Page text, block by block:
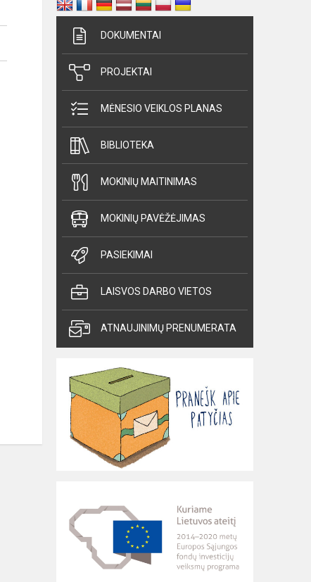
DOKUMENTAI
PROJEKTAI
MĖNESIO VEIKLOS PLANAS
BIBLIOTEKA
MOKINIŲ MAITINIMAS
MOKINIŲ PAVĖŽĖJIMAS
PASIEKIMAI
LAISVOS DARBO VIETOS
ATNAUJINIMŲ PRENUMERATA